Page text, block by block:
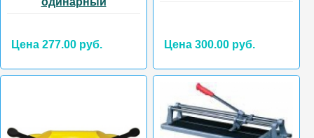
Цена 277.00 руб. Цена 300.00 руб.